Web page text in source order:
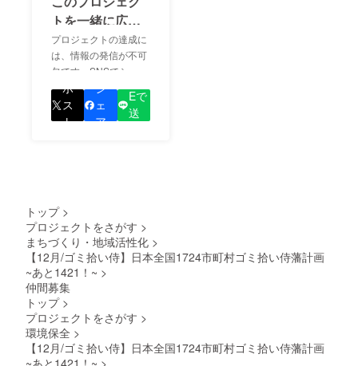
トを一緒に広め
ましょう！
プロジェクトの達成に
は、情報の発信が不可
欠です。SNSでシェア
をして、あなたが応援
しているプロジェクト
の良さを知ってもらい
ポ
ス
ト
シ
ェ
ア
Eで
送
トップ >
プロジェクトをさがす >
まちづくり・地域活性化 >
【12月/ゴミ拾い侍】日本全国1724市町村ゴミ拾い侍藩計画
~あと1421！~ >
仲間募集
トップ >
プロジェクトをさがす >
環境保全 >
【12月/ゴミ拾い侍】日本全国1724市町村ゴミ拾い侍藩計画
~あと1421！~ >